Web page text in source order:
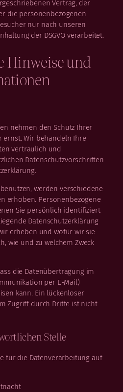
Vertrag, der
die personenbezogenen
nur nach unseren
der DSGVO verarbeitet.
Hinweise und
nehmen den Schutz Ihrer
ernst. Wir behandeln Ihre
vertraulich und
Datenschutzvorschriften
werden verschiedene
erhoben. Personenbezogene
Sie persönlich identifiziert
Datenschutzerklärung
erheben und wofür wir sie
wie und zu welchem Zweck
die Datenübertragung im
per E-Mail)
kann. Ein lückenloser
Zugriff durch Dritte ist nicht
Stelle
für die Datenverarbeitung auf